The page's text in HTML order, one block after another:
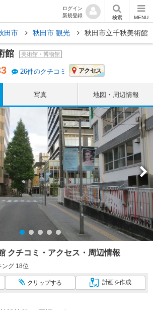
ログイン
新規登録
検索 MENU
田市 秋田市 観光 秋田市立千秋美術館
館 美術館・博物館
26件のクチコミ アクセス
写真 地図・周辺情報
クチコミ・アクセス・周辺情報
ング 18位
クリップする 計画を作成